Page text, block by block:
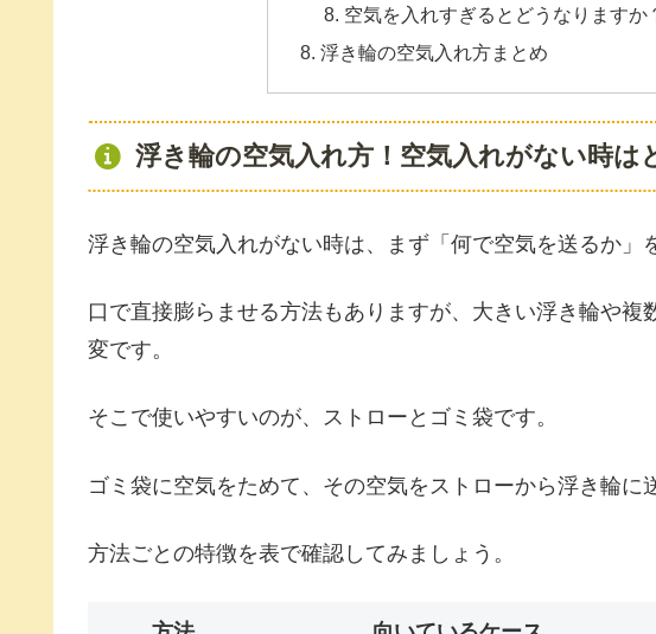
空気を入れすぎるとどうなりますか
浮き輪の空気入れ方まとめ
浮き輪の空気入れ方！空気入れがない時は
浮き輪の空気入れがない時は、まず「何で空気を送るか」
口で直接膨らませる方法もありますが、大きい浮き輪や
変です。
そこで使いやすいのが、ストローとゴミ袋です。
ゴミ袋に空気をためて、その空気をストローから浮き輪に
方法ごとの特徴を表で確認してみましょう。